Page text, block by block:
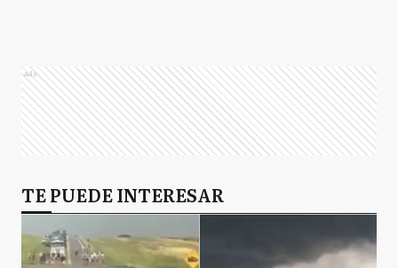
Ads
TE PUEDE INTERESAR